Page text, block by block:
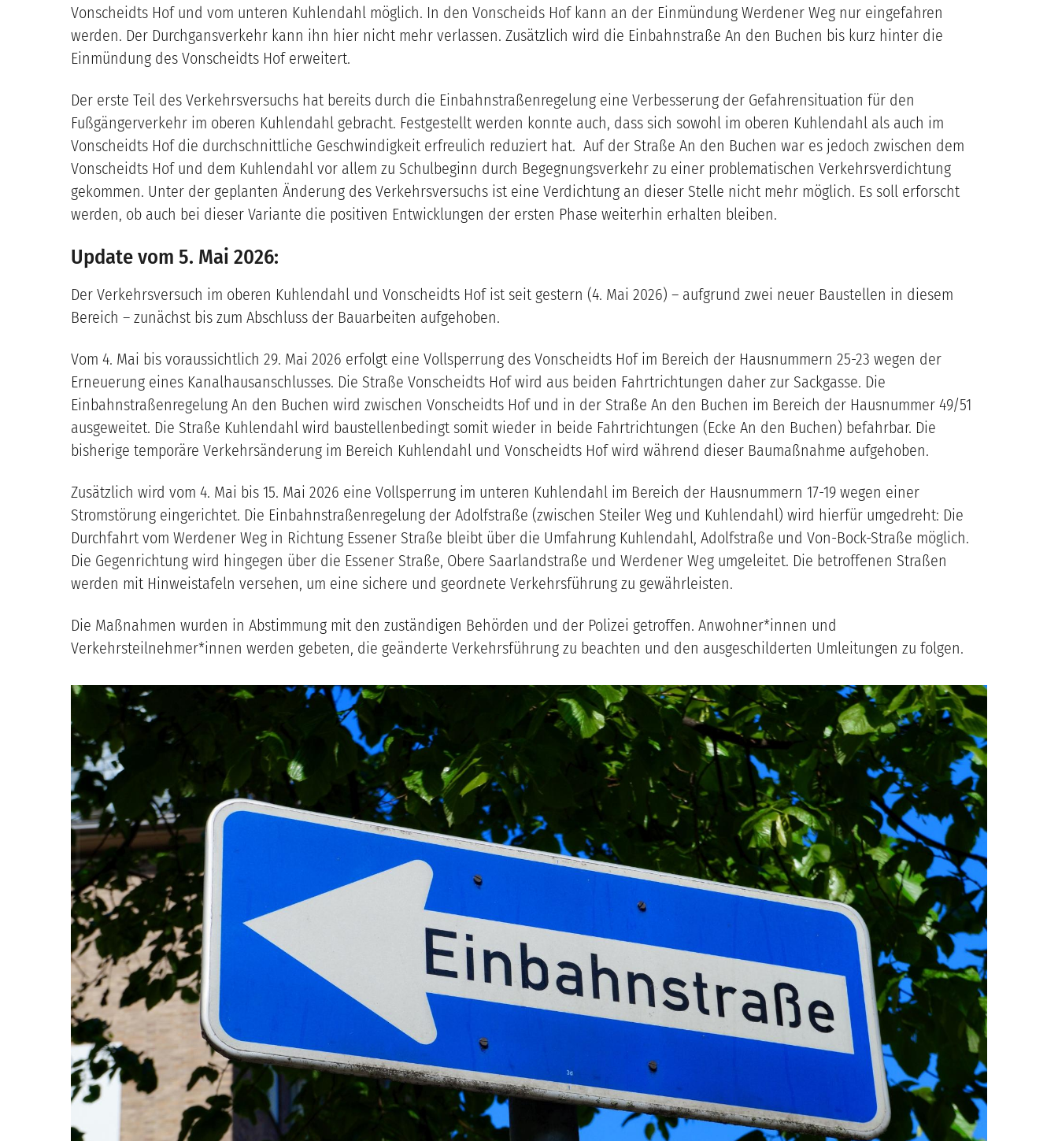
Vonscheidts Hof und vom unteren Kuhlendahl möglich. In den Vonscheids Hof kann an der Einmündung Werdener Weg nur eingefahren
werden. Der Durchgansverkehr kann ihn hier nicht mehr verlassen. Zusätzlich wird die Einbahnstraße An den Buchen bis kurz hinter die
Einmündung des Vonscheidts Hof erweitert.
Der erste Teil des Verkehrsversuchs hat bereits durch die Einbahnstraßenregelung eine Verbesserung der Gefahrensituation für den
Fußgängerverkehr im oberen Kuhlendahl gebracht. Festgestellt werden konnte auch, dass sich sowohl im oberen Kuhlendahl als auch im
Vonscheidts Hof die durchschnittliche Geschwindigkeit erfreulich reduziert hat. Auf der Straße An den Buchen war es jedoch zwischen dem
Vonscheidts Hof und dem Kuhlendahl vor allem zu Schulbeginn durch Begegnungsverkehr zu einer problematischen Verkehrsverdichtung
gekommen. Unter der geplanten Änderung des Verkehrsversuchs ist eine Verdichtung an dieser Stelle nicht mehr möglich. Es soll erforscht
werden, ob auch bei dieser Variante die positiven Entwicklungen der ersten Phase weiterhin erhalten bleiben.
Update vom 5. Mai 2026:
Der Verkehrsversuch im oberen Kuhlendahl und Vonscheidts Hof ist seit gestern (4. Mai 2026) – aufgrund zwei neuer Baustellen in diesem
Bereich – zunächst bis zum Abschluss der Bauarbeiten aufgehoben.
Vom 4. Mai bis voraussichtlich 29. Mai 2026 erfolgt eine Vollsperrung des Vonscheidts Hof im Bereich der Hausnummern 25-23 wegen der
Erneuerung eines Kanalhausanschlusses. Die Straße Vonscheidts Hof wird aus beiden Fahrtrichtungen daher zur Sackgasse. Die
Einbahnstraßenregelung An den Buchen wird zwischen Vonscheidts Hof und in der Straße An den Buchen im Bereich der Hausnummer 49/51
ausgeweitet. Die Straße Kuhlendahl wird baustellenbedingt somit wieder in beide Fahrtrichtungen (Ecke An den Buchen) befahrbar. Die
bisherige temporäre Verkehrsänderung im Bereich Kuhlendahl und Vonscheidts Hof wird während dieser Baumaßnahme aufgehoben.
Zusätzlich wird vom 4. Mai bis 15. Mai 2026 eine Vollsperrung im unteren Kuhlendahl im Bereich der Hausnummern 17-19 wegen einer
Stromstörung eingerichtet. Die Einbahnstraßenregelung der Adolfstraße (zwischen Steiler Weg und Kuhlendahl) wird hierfür umgedreht: Die
Durchfahrt vom Werdener Weg in Richtung Essener Straße bleibt über die Umfahrung Kuhlendahl, Adolfstraße und Von-Bock-Straße möglich.
Die Gegenrichtung wird hingegen über die Essener Straße, Obere Saarlandstraße und Werdener Weg umgeleitet. Die betroffenen Straßen
werden mit Hinweistafeln versehen, um eine sichere und geordnete Verkehrsführung zu gewährleisten.
Die Maßnahmen wurden in Abstimmung mit den zuständigen Behörden und der Polizei getroffen. Anwohner*innen und
Verkehrsteilnehmer*innen werden gebeten, die geänderte Verkehrsführung zu beachten und den ausgeschilderten Umleitungen zu folgen.